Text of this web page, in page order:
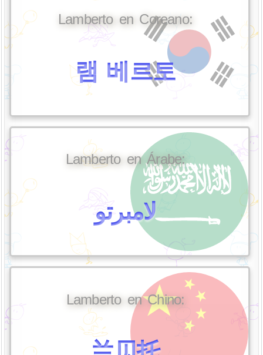
Lamberto en Coreano:
램 베르토
Lamberto en Árabe:
لامبرتو
Lamberto en Chino: